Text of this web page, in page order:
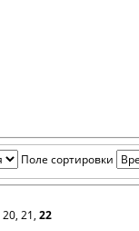
Поле сортировки
20, 21, 22